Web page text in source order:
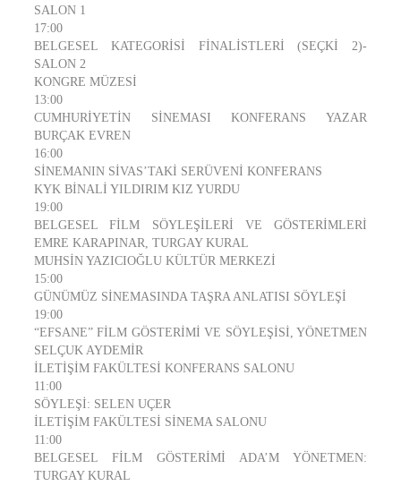
SALON 1
17:00
BELGESEL KATEGORİSİ FİNALİSTLERİ (SEÇKİ 2)-
SALON 2
KONGRE MÜZESİ
13:00
CUMHURİYETİN SİNEMASI KONFERANS YAZAR
BURÇAK EVREN
16:00
SİNEMANIN SİVAS’TAKİ SERÜVENİ KONFERANS
KYK BİNALİ YILDIRIM KIZ YURDU
19:00
BELGESEL FİLM SÖYLEŞİLERİ VE GÖSTERİMLERİ
EMRE KARAPINAR, TURGAY KURAL
MUHSİN YAZICIOĞLU KÜLTÜR MERKEZİ
15:00
GÜNÜMÜZ SİNEMASINDA TAŞRA ANLATISI SÖYLEŞİ
19:00
“EFSANE” FİLM GÖSTERİMİ VE SÖYLEŞİSİ, YÖNETMEN
SELÇUK AYDEMİR
İLETİŞİM FAKÜLTESİ KONFERANS SALONU
11:00
SÖYLEŞİ: SELEN UÇER
İLETİŞİM FAKÜLTESİ SİNEMA SALONU
11:00
BELGESEL FİLM GÖSTERİMİ ADA’M YÖNETMEN:
TURGAY KURAL